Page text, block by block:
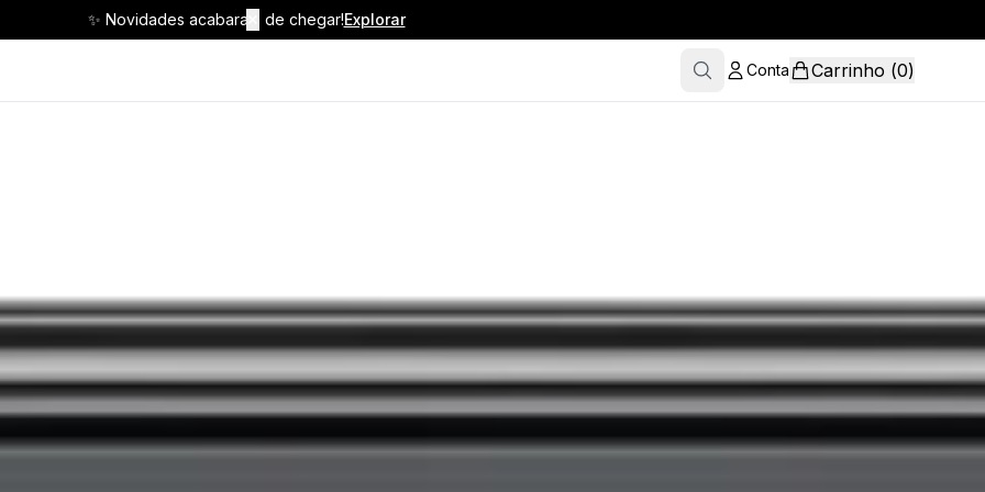
✨ Novidades acabaram de chegar!Explorar
Conta Carrinho (0)